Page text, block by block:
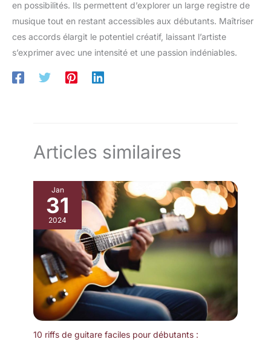
en possibilités. Ils permettent d’explorer un large registre de
musique tout en restant accessibles aux débutants. Maîtriser
ces accords élargit le potentiel créatif, laissant l’artiste
s’exprimer avec une intensité et une passion indéniables.
Articles similaires
Jan
31
2024
10 riffs de guitare faciles pour débutants :